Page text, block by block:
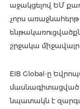
աջակցելով ԵՄ
չորս առաջնահերթ
շրջակա
EIB Global-ը
մասնագիտացված
նպատակն է